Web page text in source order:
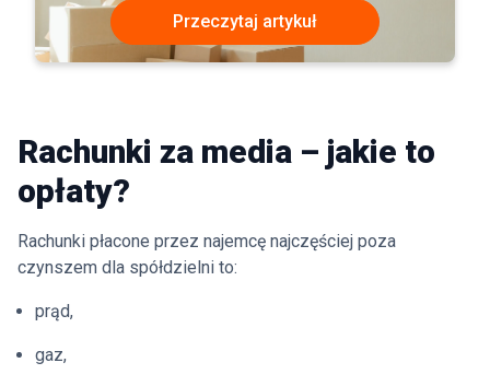
Przeczytaj artykuł
Rachunki za media – jakie to
opłaty?
Rachunki płacone przez najemcę najczęściej poza
czynszem dla spółdzielni to:
prąd,
gaz,